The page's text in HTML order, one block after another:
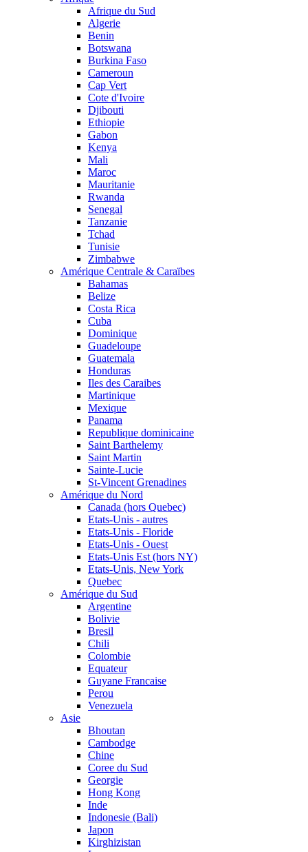
Afrique du Sud
Algerie
Benin
Botswana
Burkina Faso
Cameroun
Cap Vert
Cote d'Ivoire
Djibouti
Ethiopie
Gabon
Kenya
Mali
Maroc
Mauritanie
Rwanda
Senegal
Tanzanie
Tchad
Tunisie
Zimbabwe
Amérique Centrale & Caraïbes
Bahamas
Belize
Costa Rica
Cuba
Dominique
Guadeloupe
Guatemala
Honduras
Iles des Caraibes
Martinique
Mexique
Panama
Republique dominicaine
Saint Barthelemy
Saint Martin
Sainte-Lucie
St-Vincent Grenadines
Amérique du Nord
Canada (hors Quebec)
Etats-Unis - autres
Etats-Unis - Floride
Etats-Unis - Ouest
Etats-Unis Est (hors NY)
Etats-Unis, New York
Quebec
Amérique du Sud
Argentine
Bolivie
Bresil
Chili
Colombie
Equateur
Guyane Francaise
Perou
Venezuela
Asie
Bhoutan
Cambodge
Chine
Coree du Sud
Georgie
Hong Kong
Inde
Indonesie (Bali)
Japon
Kirghizistan